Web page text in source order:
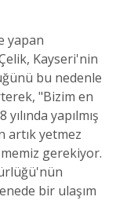
yapan
Kayseri'nin
bu nedenle
"Bizim en
yapılmış
artık yetmez
gerekiyor.
bir ulaşım